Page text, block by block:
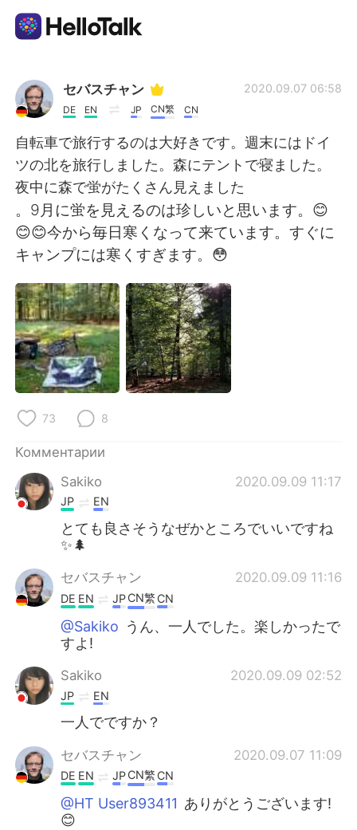
Приложение для Языкового Обмена
AI Grammar Checker
Русский
English 简体中文
繁體中文 Español
العربية Français
Deutsch 日本語
Türkçe
Português
セバスチャン
DE EN JP CN繁 CN
2020.09.07 06:58
自転車で旅行するのは大好きです。週末にはドイ
ツの北を旅行しました。森にテントで寝ました。
夜中に森で蛍がたくさん見えました
。9月に蛍を見えるのは珍しいと思います。😊
😊😊今から毎日寒くなって来ています。すぐに
キャンプには寒くすぎます。😳
73 8
Комментарии
Sakiko
2020.09.09 11:17
JP EN
とても良さそうなぜかところでいいですね
✨🌲
セバスチャン 2020.09.09 11:16
DE EN JPCN繁 CN
@Sakiko うん、一人でした。楽しかったで
すよ!
Sakiko 2020.09.09 02:52
JP EN
一人でですか？
セバスチャン 2020.09.07 11:09
DE EN JPCN繁 CN
@HT User893411 ありがとうございます!
😊